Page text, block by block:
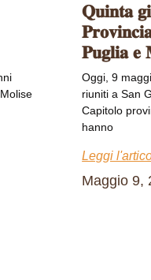
𝐐𝐮𝐢𝐧𝐭𝐚
𝐏𝐮𝐠𝐥𝐢𝐚 𝐞
Oggi, 9
riuniti a San
Capitolo
hanno
Leggi
Maggio 9,